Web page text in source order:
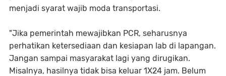
menjadi syarat wajib moda transportasi.
"Jika pemerintah mewajibkan PCR, seharusnya
perhatikan ketersediaan dan kesiapan lab di lapangan.
Jangan sampai masyarakat lagi yang dirugikan.
Misalnya, hasilnya tidak bisa keluar 1X24 jam. Belum